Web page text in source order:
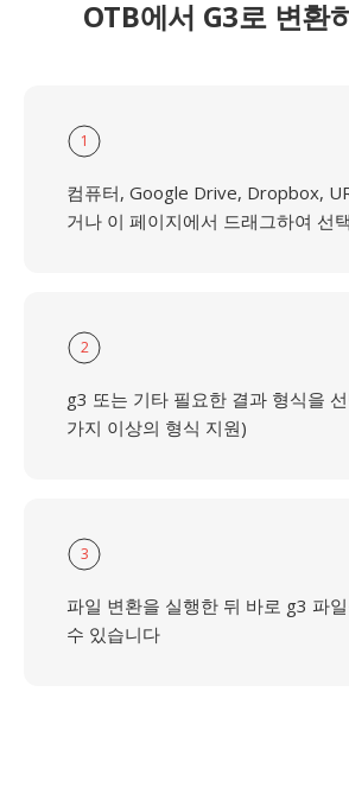
OTB에서 G3로 변환
1
컴퓨터, Google Drive, Dropbox,
거나 이 페이지에서 드래그하여 선
2
g3 또는 기타 필요한 결과 형식을
가지 이상의 형식 지원)
3
파일 변환을 실행한 뒤 바로 g3 파
수 있습니다